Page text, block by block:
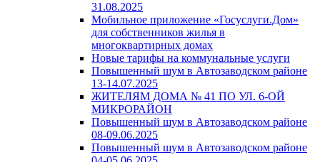
31.08.2025
Мобильное приложение «Госуслуги.Дом»
для собственников жилья в
многоквартирных домах
Новые тарифы на коммунальные услуги
Повышенный шум в Автозаводском районе
13-14.07.2025
ЖИТЕЛЯМ ДОМА № 41 ПО УЛ. 6-ОЙ
МИКРОРАЙОН
Повышенный шум в Автозаводском районе
08-09.06.2025
Повышенный шум в Автозаводском районе